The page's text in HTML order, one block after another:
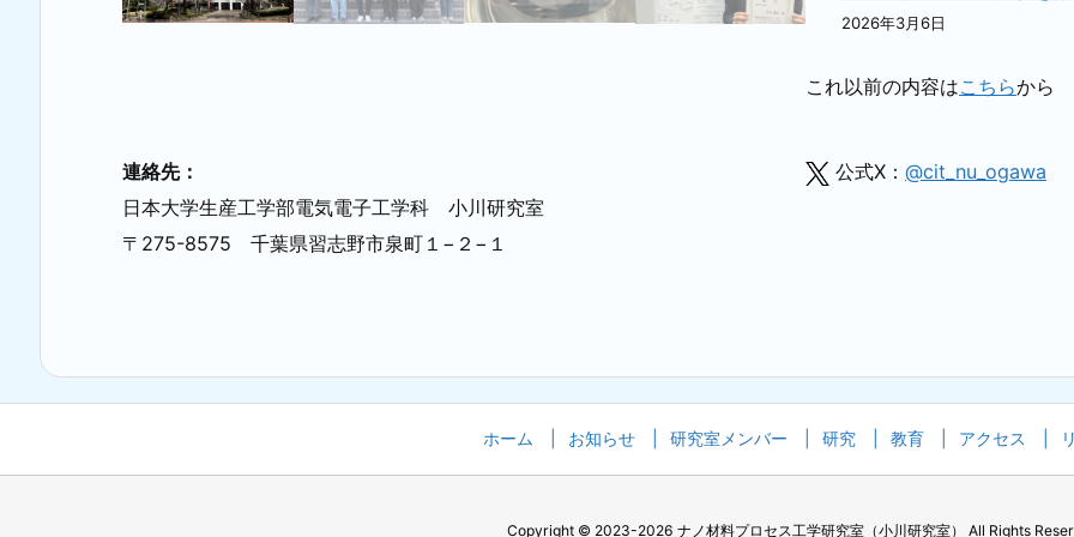
2026年3月6日
これ以前の内容はこちらから
連絡先：
日本大学生産工学部電気電子工学科 小川研究室
〒275-8575 千葉県習志野市泉町１−２−１
公式X： @cit_nu_ogawa
ホーム お知らせ 研究室メンバー 研究 教育 アクセス
Copyright © 2023-2026 ナノ材料プロセス工学研究室（小川研究室） All Rights